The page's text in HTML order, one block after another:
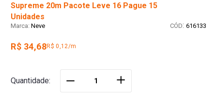
Supreme 20m Pacote Leve 16 Pague 15
Unidades
Neve : 616133
R$ 34,68R$ 0,12/m
Quantidade ＋